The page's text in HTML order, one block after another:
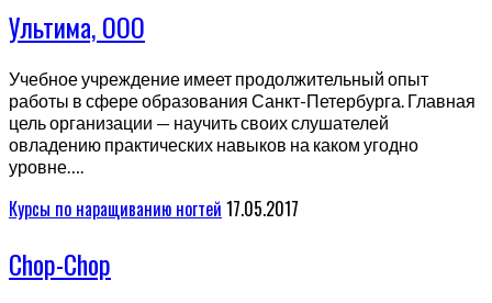
Ультима, ООО
Учебное учреждение имеет продолжительный опыт
работы в сфере образования Санкт-Петербурга. Главная
цель организации — научить своих слушателей
овладению практических навыков на каком угодно
уровне….
Курсы по наращиванию ногтей 17.05.2017
Chop-Chop